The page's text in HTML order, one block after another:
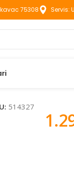
75308 Servis:
514327